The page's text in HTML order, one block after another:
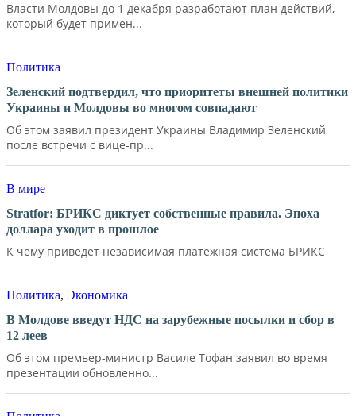
Власти Молдовы до 1 декабря разработают план действий,
который будет примен...
Политика
Зеленский подтвердил, что приоритеты внешней политики
Украины и Молдовы во многом совпадают
Об этом заявил президент Украины Владимир Зеленский
после встречи с вице-пр...
В мире
Stratfor: БРИКС диктует собственные правила. Эпоха
доллара уходит в прошлое
К чему приведет независимая платежная система БРИКС
Политика, Экономика
В Молдове введут НДС на зарубежные посылки и сбор в
12 леев
Об этом премьер-министр Василе Тофан заявил во время
презентации обновленно...